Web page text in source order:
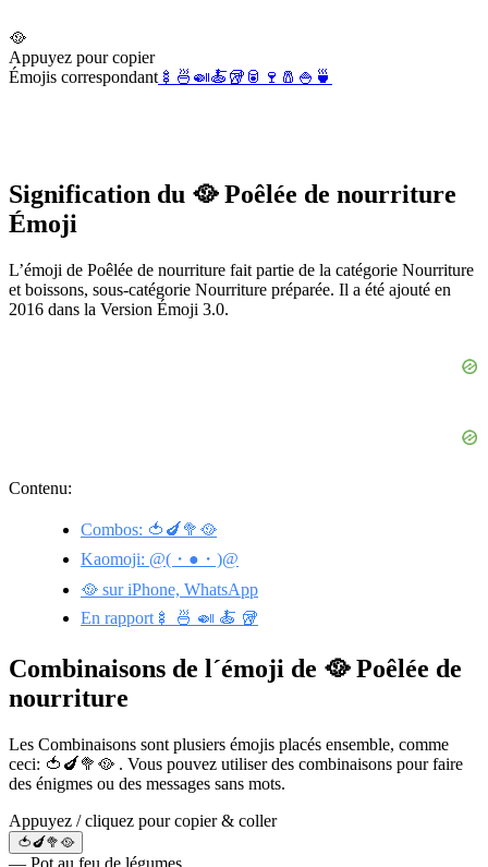
🥘
Appuyez pour copier
Émojis correspondant 🍢 🍜 🍛🍝🥡 🥫 🍷 🧂 🍚 🍵
Signification du 🥘 Poêlée de nourriture
Émoji
L’émoji de Poêlée de nourriture fait partie de la catégorie Nourriture
et boissons, sous-catégorie Nourriture préparée. Il a été ajouté en
2016 dans la Version Émoji 3.0.
Contenu:
Combos: 🍅🍆🥦🥘
Kaomoji: @(・●・)@
🥘 sur iPhone, WhatsApp
En rapport🍢 🍜 🍛 🍝 🥡
Combinaisons de l´émoji de 🥘 Poêlée de
nourriture
Les Combinaisons sont plusiers émojis placés ensemble, comme
ceci: 🍅🍆🥦🥘 . Vous pouvez utiliser des combinaisons pour faire
des énigmes ou des messages sans mots.
Appuyez / cliquez pour copier & coller
🍅🍆🥦🥘
— Pot au feu de légumes